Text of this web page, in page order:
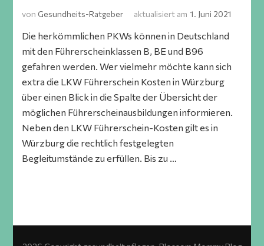
von Gesundheits-Ratgeber aktualisiert am 1. Juni 2021
Die herkömmlichen PKWs können in Deutschland
mit den Führerscheinklassen B, BE und B96
gefahren werden. Wer vielmehr möchte kann sich
extra die LKW Führerschein Kosten in Würzburg
über einen Blick in die Spalte der Übersicht der
möglichen Führerscheinausbildungen informieren.
Neben den LKW Führerschein-Kosten gilt es in
Würzburg die rechtlich festgelegten
Begleitumstände zu erfüllen. Bis zu …